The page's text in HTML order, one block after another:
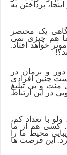
پرداختن به
یک مختصر
هم چیزی نمی
خواهد افتاد.
و برمان در
چنین افرادی
منت و بی تبلیغ
در این ارتباط
با تعداد کم،
کسی هم از ما
محیط ما را
این فرصت ها